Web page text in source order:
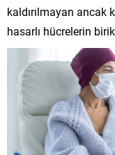
kaldırılmayan ancak
hasarlı hücrelerin